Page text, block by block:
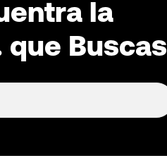
la
que Buscas